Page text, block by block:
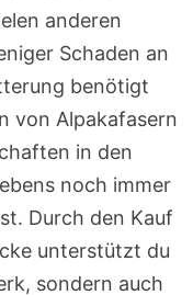
anderen
Schaden an
benötigt
von Alpakafasern
in den
noch immer
Durch den Kauf
unterstützt du
sondern auch